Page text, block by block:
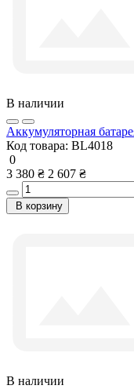
В наличии
Аккумуляторная
Код товара: BL4018
0
3 380 ₴ 2 607 ₴
В корзину
В наличии